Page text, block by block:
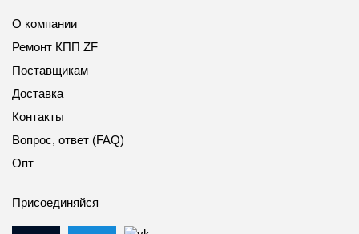
О компании
Ремонт КПП ZF
Поставщикам
Доставка
Контакты
Вопрос, ответ (FAQ)
Опт
Присоединяйся